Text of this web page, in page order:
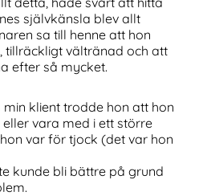
självkänsla blev allt
sa till henne att hon
tillräckligt vältränad och att
efter så mycket.
klient trodde hon att hon
vara med i ett större
var för tjock (det var hon
kunde bli bättre på grund